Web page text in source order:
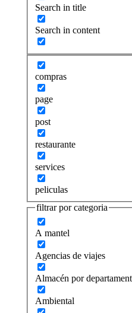
Search in title
Search in content
compras
page
post
restaurante
services
peliculas
filtrar por categoria
A mantel
Agencias de viajes
Almacén por
Ambiental